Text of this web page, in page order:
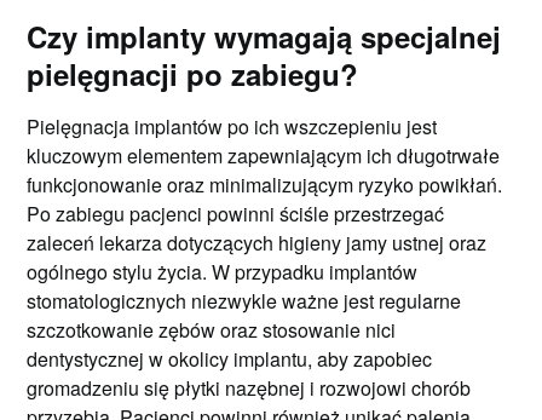
Czy implanty wymagają specjalnej
pielęgnacji po zabiegu?
Pielęgnacja implantów po ich wszczepieniu jest
kluczowym elementem zapewniającym ich długotrwałe
funkcjonowanie oraz minimalizującym ryzyko powikłań.
Po zabiegu pacjenci powinni ściśle przestrzegać
zaleceń lekarza dotyczących higieny jamy ustnej oraz
ogólnego stylu życia. W przypadku implantów
stomatologicznych niezwykle ważne jest regularne
szczotkowanie zębów oraz stosowanie nici
dentystycznej w okolicy implantu, aby zapobiec
gromadzeniu się płytki nazębnej i rozwojowi chorób